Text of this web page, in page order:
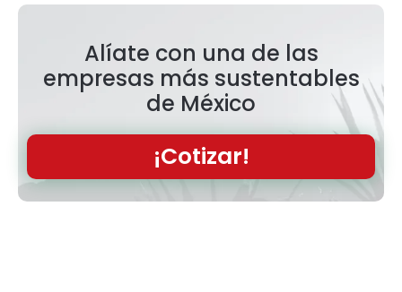
Alíate con una de las
empresas más sustentables
de México
¡Cotizar!